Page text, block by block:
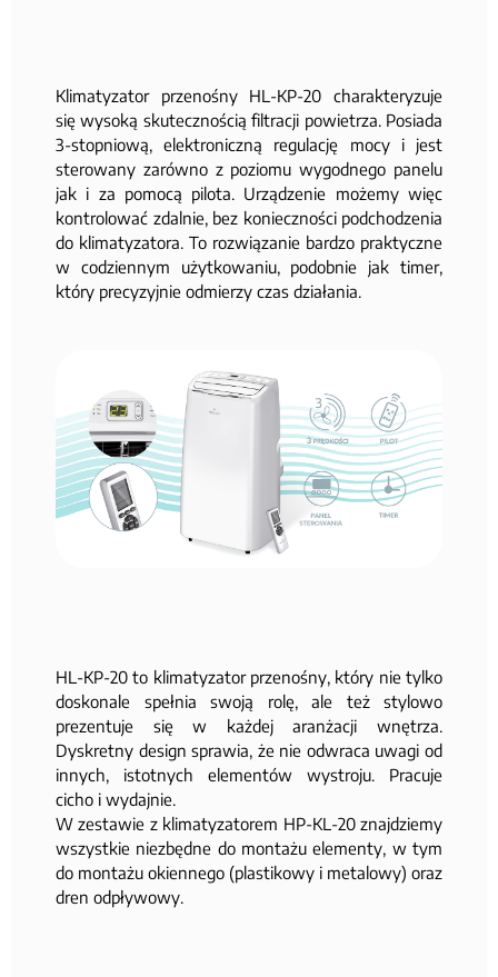
Klimatyzator przenośny HL-KP-20 charakteryzuje
się wysoką skutecznością filtracji powietrza. Posiada
3-stopniową, elektroniczną regulację mocy i jest
sterowany zarówno z poziomu wygodnego panelu
jak i za pomocą pilota. Urządzenie możemy więc
kontrolować zdalnie, bez konieczności podchodzenia
do klimatyzatora. To rozwiązanie bardzo praktyczne
w codziennym użytkowaniu, podobnie jak timer,
który precyzyjnie odmierzy czas działania.
HL-KP-20 to klimatyzator przenośny, który nie tylko
doskonale spełnia swoją rolę, ale też stylowo
prezentuje się w każdej aranżacji wnętrza.
Dyskretny design sprawia, że nie odwraca uwagi od
innych, istotnych elementów wystroju. Pracuje
cicho i wydajnie.
W zestawie z klimatyzatorem HP-KL-20 znajdziemy
wszystkie niezbędne do montażu elementy, w tym
do montażu okiennego (plastikowy i metalowy) oraz
dren odpływowy.